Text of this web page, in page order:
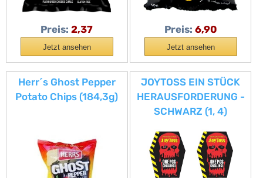
Preis: 2,37
Jetzt ansehen
Preis: 6,90
Jetzt ansehen
Herr´s Ghost Pepper
Potato Chips (184,3g)
JOYTOSS EIN STÜCK
HERAUSFORDERUNG -
SCHWARZ (1, 4)